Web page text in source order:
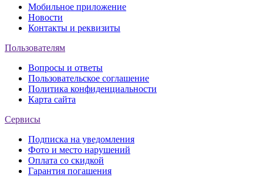
Мобильное приложение
Новости
Контакты и реквизиты
Пользователям
Вопросы и ответы
Пользовательское соглашение
Политика конфиденциальности
Карта сайта
Сервисы
Подписка на уведомления
Фото и место нарушений
Оплата со скидкой
Гарантия погашения